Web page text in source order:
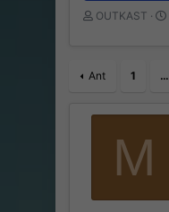
I
i
OUTKAST
Ant 1 …
M